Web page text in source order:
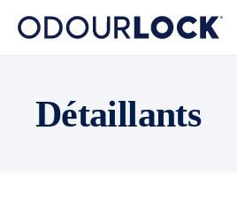
Détaillants